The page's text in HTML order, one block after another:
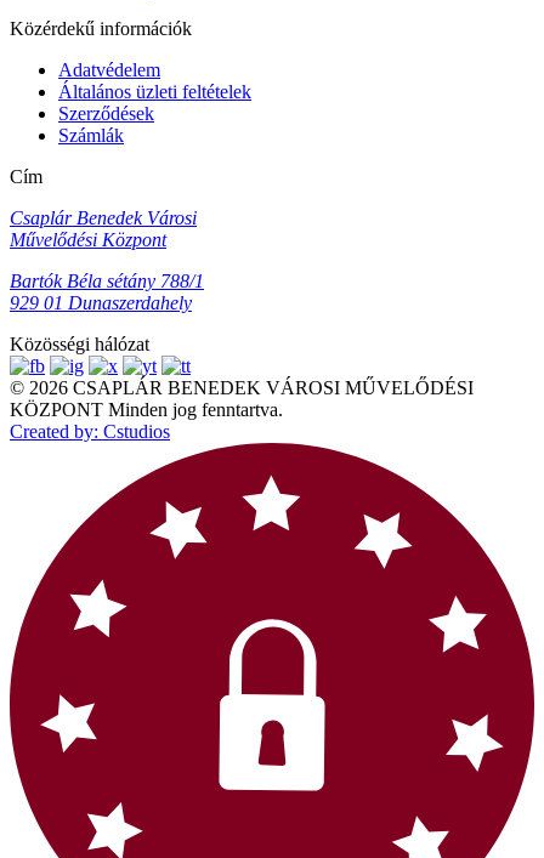
Közérdekű információk
Adatvédelem
Általános üzleti feltételek
Szerződések
Számlák
Cím
Csaplár Benedek Városi
Művelődési Központ
Bartók Béla sétány 788/1
929 01 Dunaszerdahely
Közösségi hálózat
© 2026 CSAPLÁR BENEDEK VÁROSI MŰVELŐDÉSI
KÖZPONT Minden jog fenntartva.
Created by: Cstudios